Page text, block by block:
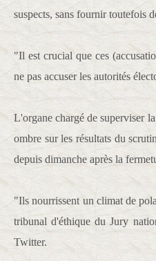
suspects, sans fournir toutefois
"Il est crucial que ces
ne pas accuser les autorités
L'organe chargé de superviser
ombre sur les résultats du
depuis dimanche après la
"Ils nourrissent un climat de
tribunal d'éthique du Jury
Twitter.